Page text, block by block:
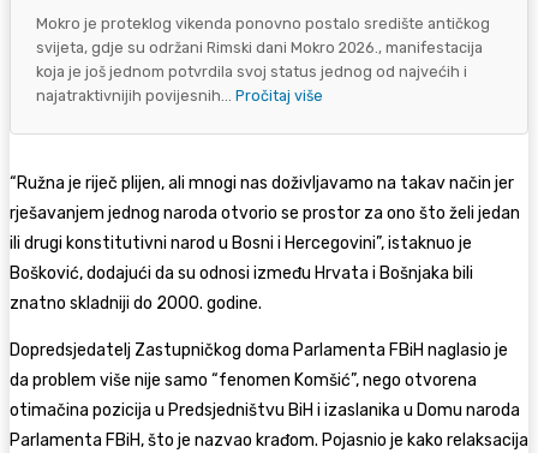
Mokro je proteklog vikenda ponovno postalo središte antičkog
svijeta, gdje su održani Rimski dani Mokro 2026., manifestacija
koja je još jednom potvrdila svoj status jednog od najvećih i
najatraktivnijih povijesnih... Pročitaj više
“Ružna je riječ plijen, ali mnogi nas doživljavamo na takav način jer
rješavanjem jednog naroda otvorio se prostor za ono što želi jedan
ili drugi konstitutivni narod u Bosni i Hercegovini”, istaknuo je
Bošković, dodajući da su odnosi između Hrvata i Bošnjaka bili
znatno skladniji do 2000. godine.
Dopredsjedatelj Zastupničkog doma Parlamenta FBiH naglasio je
da problem više nije samo “fenomen Komšić”, nego otvorena
otimačina pozicija u Predsjedništvu BiH i izaslanika u Domu naroda
Parlamenta FBiH, što je nazvao krađom. Pojasnio je kako relaksacija